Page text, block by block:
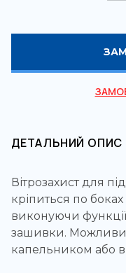
ДЕТАЛЬНИЙ ОПИС
Вітрозахист для
кріпиться по
виконуючи функції
зашивки. Можливий
капельником або